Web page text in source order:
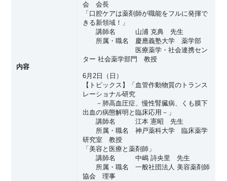
内容
会 会長
「口腔ケアは薬剤師が職能をフルに発揮で
きる新領域！」
講師名 山浦 克典 先生
所属・職名 慶應義塾大学 薬学部
医療薬学・社会連携セン
ター 社会薬学部門 教授
6月2日（日）
【トピックス】「血管作動物質のトランス
レーショナル研究
－肺高血圧症、慢性腎臓病、くも膜下
出血の病態解明と臨床応用－」
講師名 江本 憲昭 先生
所属・職名 神戸薬科大学 臨床薬学
研究室 教授
「美容と医療と薬剤師」
講師名 中嶋 詩央里 先生
所属・職名 一般社団法人 美容薬剤師
協会 理事